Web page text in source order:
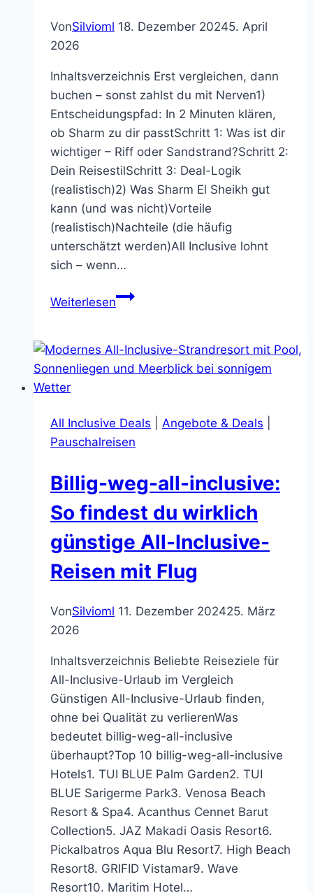
VonSilvioml 18. Dezember 20245. April
2026
Inhaltsverzeichnis Erst vergleichen, dann
buchen – sonst zahlst du mit Nerven1)
Entscheidungspfad: In 2 Minuten klären,
ob Sharm zu dir passtSchritt 1: Was ist dir
wichtiger – Riff oder Sandstrand?Schritt 2:
Dein ReisestilSchritt 3: Deal-Logik
(realistisch)2) Was Sharm El Sheikh gut
kann (und was nicht)Vorteile
(realistisch)Nachteile (die häufig
unterschätzt werden)All Inclusive lohnt
sich – wenn…
WeiterlesenÄgypten
El
Sheikh:
zu
dir?
Reisezeit,
Kosten
&
Buchungsfallen
All Inclusive Deals Angebote & Deals
Pauschalreisen
Billig-weg-all-inclusive:
So findest du wirklich
günstige All-Inclusive-
Reisen mit Flug
VonSilvioml 11. Dezember 202425. März
2026
Inhaltsverzeichnis Beliebte Reiseziele für
All-Inclusive-Urlaub im Vergleich
Günstigen All-Inclusive-Urlaub finden,
ohne bei Qualität zu verlierenWas
bedeutet billig-weg-all-inclusive
überhaupt?Top 10 billig-weg-all-inclusive
Hotels1. TUI BLUE Palm Garden2. TUI
BLUE Sarigerme Park3. Venosa Beach
Resort & Spa4. Acanthus Cennet Barut
Collection5. JAZ Makadi Oasis Resort6.
Pickalbatros Aqua Blu Resort7. High Beach
Resort8. GRIFID Vistamar9. Wave
Resort10. Maritim Hotel…